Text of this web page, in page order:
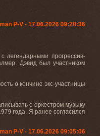
P-V - 17.06.2026 09:28:36
легендарными прогрессив-
Дэвид был участником
о кончине экс-участницы
с оркестром музыку
года. Я ранее согласился
P-V - 17.06.2026 09:05:06